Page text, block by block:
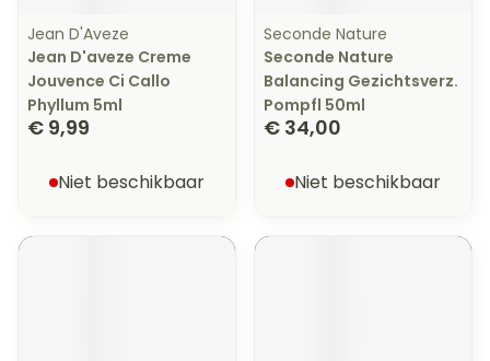
Jean D'Aveze
Jean D'aveze Creme
Jouvence Ci Callo
Phyllum 5ml
€ 9,99
Niet beschikbaar
Seconde Nature
Seconde Nature
Balancing Gezichtsverz.
Pompfl 50ml
€ 34,00
Niet beschikbaar